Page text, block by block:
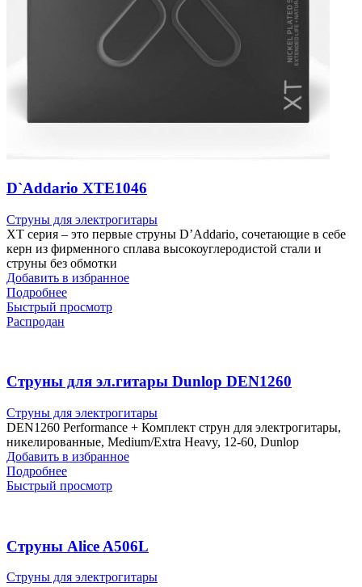
D`Addario XTE1046
Струны для электрогитары
XT серия – это первые струны D’Addario, сочетающие в себе
керн из фирменного сплава высокоуглеродистой стали и
струны без обмотки
Добавить в избранное
Подробнее
Быстрый просмотр
Распродан
Струны для эл.гитары Dunlop DEN1260
Струны для электрогитары
DEN1260 Performance + Комплект струн для электрогитары,
никелированные, Medium/Extra Heavy, 12-60, Dunlop
Добавить в избранное
Подробнее
Быстрый просмотр
Струны Alice A506L
Струны для электрогитары